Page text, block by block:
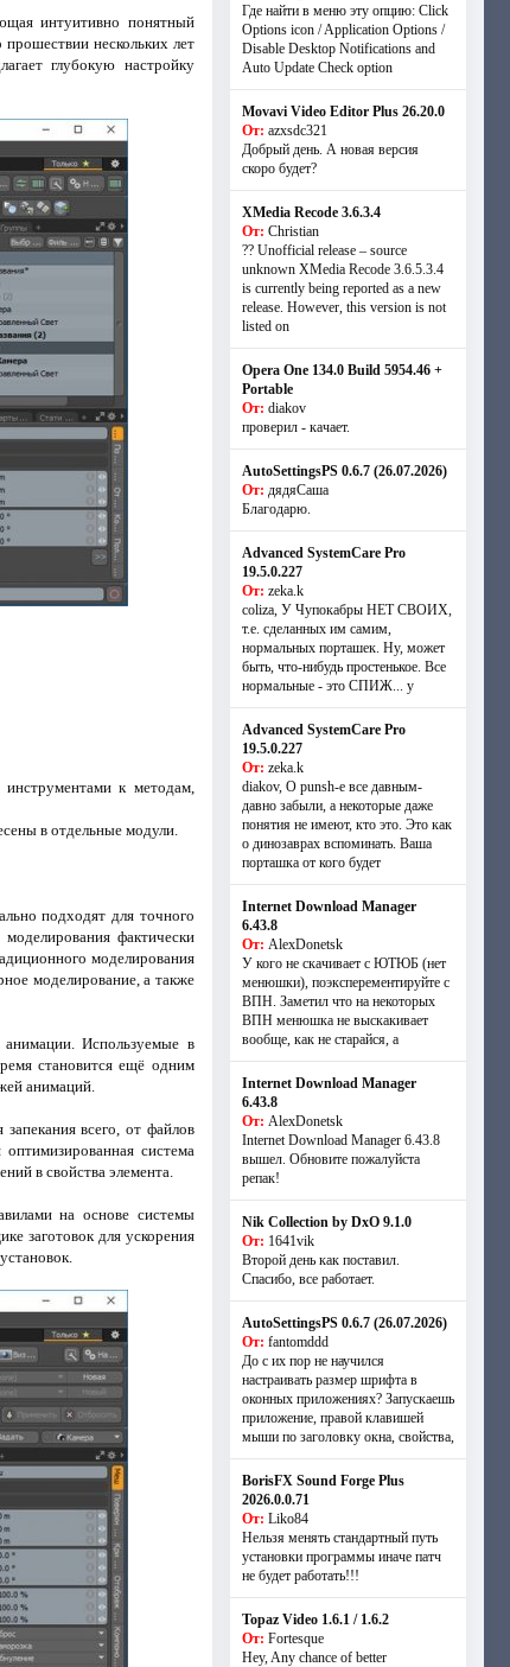
интуитивно понятный
нескольких лет
глубокую настройку
к методам,
в отдельные модули.
подходят для точного
фактически
моделирования
моделирование, а также
Используемые в
становится ещё одним
анимаций.
всего, от файлов
система
в свойства элемента.
на основе системы
заготовок для ускорения
Где найти в меню эту опцию: Click
Options icon / Application Options /
Disable Desktop Notifications and
Auto Update Check option
Movavi Video Editor Plus 26.20.0
От: azxsdc321
Добрый день. А новая версия
скоро будет?
XMedia Recode 3.6.3.4
От: Christian
?? Unofficial release – source
unknown XMedia Recode 3.6.5.3.4
is currently being reported as a new
release. However, this version is not
listed on
Opera One 134.0 Build 5954.46 +
Portable
От: diakov
проверил - качает.
AutoSettingsPS 0.6.7 (26.07.2026)
От: дядяСаша
Благодарю.
Advanced SystemCare Pro
19.5.0.227
От: zeka.k
coliza, У Чупокабры НЕТ СВОИХ,
т.е. сделанных им самим,
нормальных порташек. Ну, может
быть, что-нибудь простенькое. Все
нормальные - это СПИЖ... у
Advanced SystemCare Pro
19.5.0.227
От: zeka.k
diakov, О punsh-е все давным-
давно забыли, а некоторые даже
понятия не имеют, кто это. Это как
о динозаврах вспоминать. Ваша
порташка от кого будет
Internet Download Manager
6.43.8
От: AlexDonetsk
У кого не скачивает с ЮТЮБ (нет
менюшки), поэксперементируйте с
ВПН. Заметил что на некоторых
ВПН менюшка не выскакивает
вообще, как не старайся, а
Internet Download Manager
6.43.8
От: AlexDonetsk
Internet Download Manager 6.43.8
вышел. Обновите пожалуйста
репак!
Nik Collection by DxO 9.1.0
От: 1641vik
Второй день как поставил.
Спасибо, все работает.
AutoSettingsPS 0.6.7 (26.07.2026)
От: fantomddd
До с их пор не научился
настраивать размер шрифта в
оконных приложениях? Запускаешь
приложение, правой клавишей
мыши по заголовку окна, свойства,
BorisFX Sound Forge Plus
2026.0.0.71
От: Liko84
Нельзя менять стандартный путь
установки программы иначе патч
не будет работать!!!
Topaz Video 1.6.1 / 1.6.2
От: Fortesque
Hey, Any chance of better